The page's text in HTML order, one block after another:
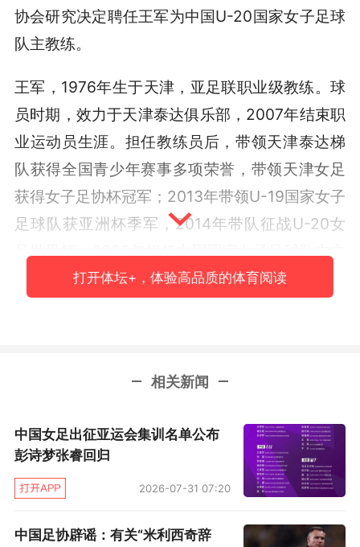
协会研究决定聘任王军为中国U-20国家女子足球
队主教练。
王军，1976年生于天津，亚足联职业级教练。球
员时期，效力于天津泰达俱乐部，2007年结束职
业运动员生涯。担任教练员后，带领天津泰达梯
队获得全国青少年赛事多项荣誉，带领天津女足
获得女子足协杯冠军；2013年带领U-19国家女子
足球队获亚洲杯季军，2014年带队征战U-20女
教练组组长率队出访美国。
协会感谢科林·贝尔先生及教练团队在执教中国U-
的贡献，祝福科林·贝尔先生在今后的工作和生活
中一切顺利。
打开体坛+，体验高品质的体育阅读
相关新闻
中国女足出征亚运会集训名单公布
彭诗梦张睿回归
2026-07-31 07:20
中国足协辟谣：有关“米利西奇辞